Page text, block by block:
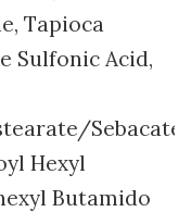
Tapioca
Sulfonic Acid,
Sebacate,
Hexyl
Butamido